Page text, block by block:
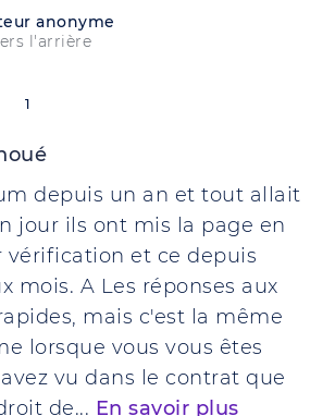
anonyme
l'arrière
1
depuis un an et tout allait
jour ils ont mis la page en
vérification et ce depuis
mois. A Les réponses aux
mais c'est la même
lorsque vous vous êtes
vu dans le contrat que
de... En savoir plus